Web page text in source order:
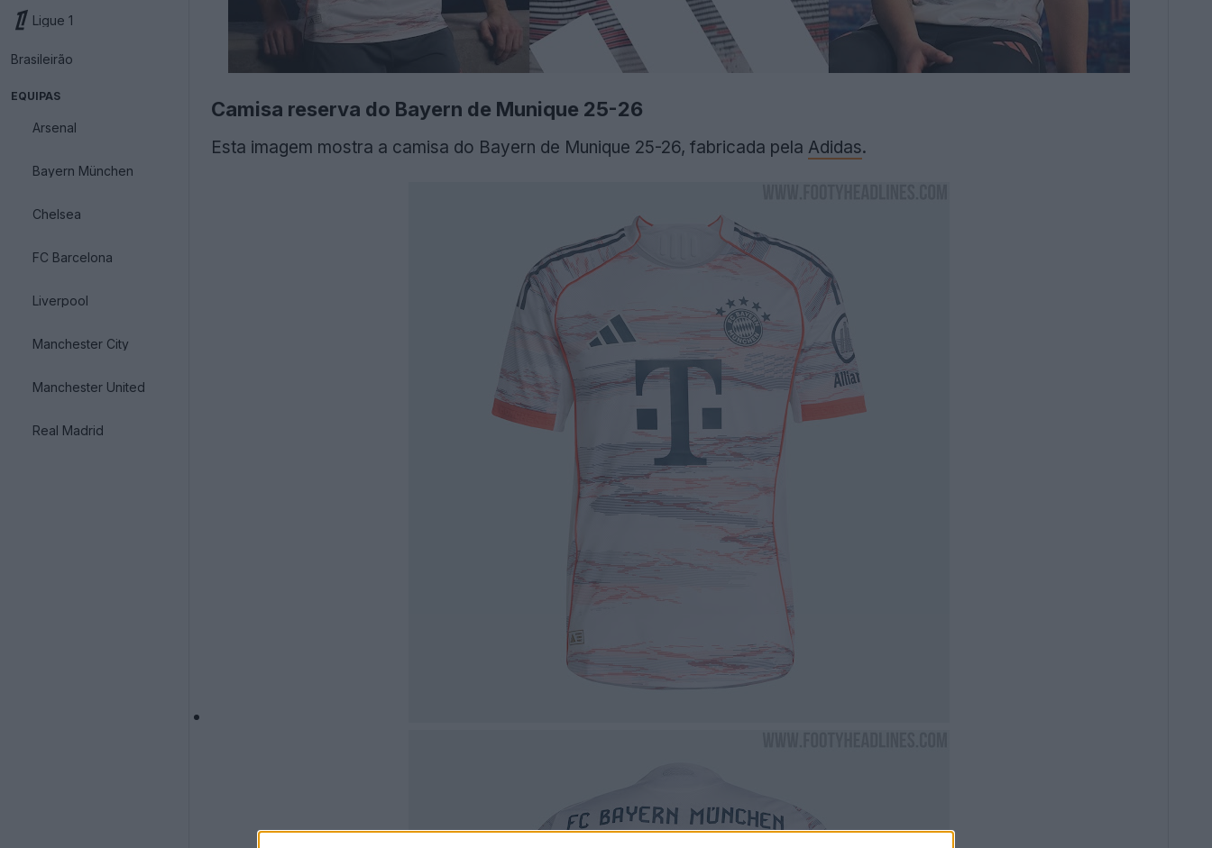
Ligue 1
Brasileirão
EQUIPAS
Arsenal
Bayern München
Chelsea
FC Barcelona
Liverpool
Manchester City
Manchester United
Real Madrid
Camisa reserva do Bayern de Munique 25-26
Esta imagem mostra a camisa do Bayern de Munique 25-26, fabricada pela Adidas.